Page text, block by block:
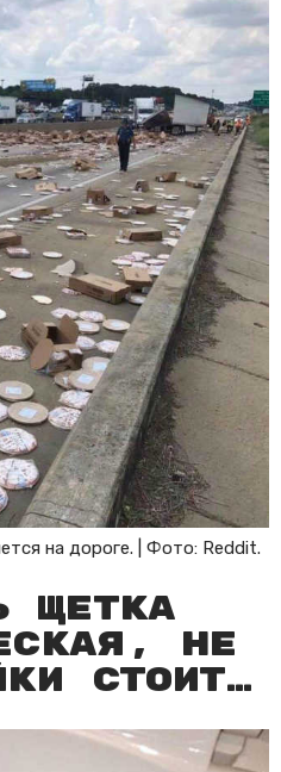
на дороге. | Фото: Reddit.
щетка
не
стоит…